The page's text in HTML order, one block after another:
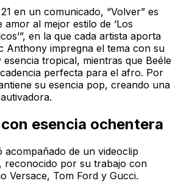
en un comunicado, “Volver” es
amor al mejor estilo de ‘Los
en la que cada artista aporta
Anthony impregna el tema con su
tropical, mientras que Beéle
perfecta para el afro. Por
su esencia pop, creando una
esencia ochentera
acompañado de un videoclip
reconocido por su trabajo con
Versace, Tom Ford y Gucci.